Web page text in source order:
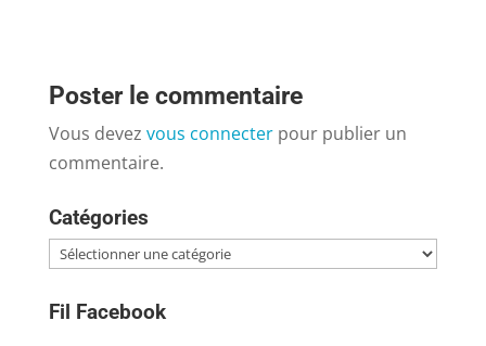
Poster le commentaire
Vous devez vous connecterpour publier un
commentaire.
Catégories
Catégories
Fil Facebook